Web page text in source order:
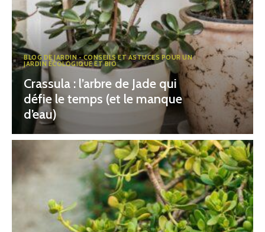
BLOG DE JARDIN - CONSEILS ET ASTUCES POUR UN
JARDIN ÉCOLOGIQUE ET BIO
Crassula : l’arbre de Jade qui
défie le temps (et le manque
d’eau)